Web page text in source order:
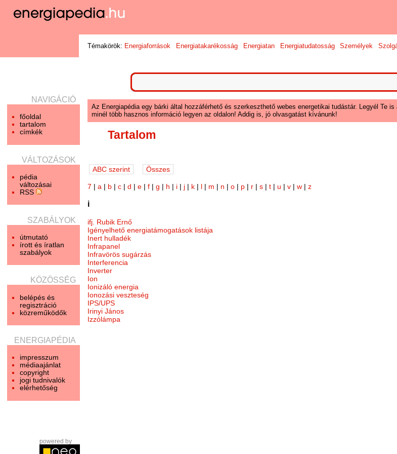
NAVIGÁCIÓ
főoldal
tartalom
címkék
VÁLTOZÁSOK
pédia
változásai
RSS
SZABÁLYOK
útmutató
írott és íratlan
szabályok
KÖZÖSSÉG
belépés és
regisztráció
közreműködők
ENERGIAPÉDIA
impresszum
médiaajánlat
copyright
jogi tudnivalók
elérhetőség
powered by
Témakörök: Energiaforrások Energiatakarékosság Energiatan Energiatudatosság Személyek
Az Energiapédia egy bárki által hozzáférhető és szerkeszthető webes energetikai tudástár. Legyél Te
minél több hasznos információ legyen az oldalon! Addig is, jó olvasgatást kívánunk!
Tartalom
7 |a | b |c |d |e |f |g | h | i | j | k | l | m | n |o | p | r |s |t |u |v |w |z
i
ifj. Rubik Ernő
Igényelhető energiatámogatások listája
Inert hulladék
Infrapanel
Infravörös sugárzás
Interferencia
Inverter
Ion
Ionizáló energia
Ionozási veszteség
IPS/UPS
Irinyi János
Izzólámpa